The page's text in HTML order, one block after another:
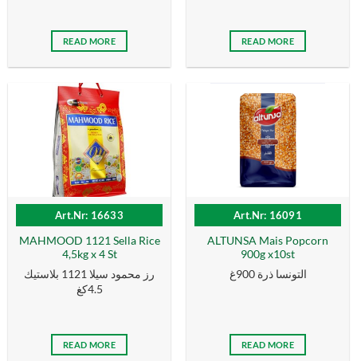
READ MORE READ MORE
Art.Nr: 16633
MAHMOOD 1121 Sella Rice
4,5kg x 4 St
رز محمود سيلا 1121 بلاستيك
4.5كغ
READ MORE
Art.Nr: 16091
ALTUNSA Mais Popcorn
900g x10st
التونسا ذرة 900غ
READ MORE